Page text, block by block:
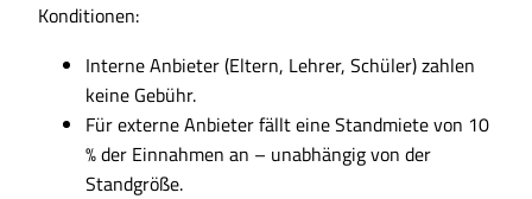
Konditionen:
Interne Anbieter (Eltern, Lehrer, Schüler) zahlen
keine Gebühr.
Für externe Anbieter fällt eine Standmiete von 10
% der Einnahmen an – unabhängig von der
Standgröße.